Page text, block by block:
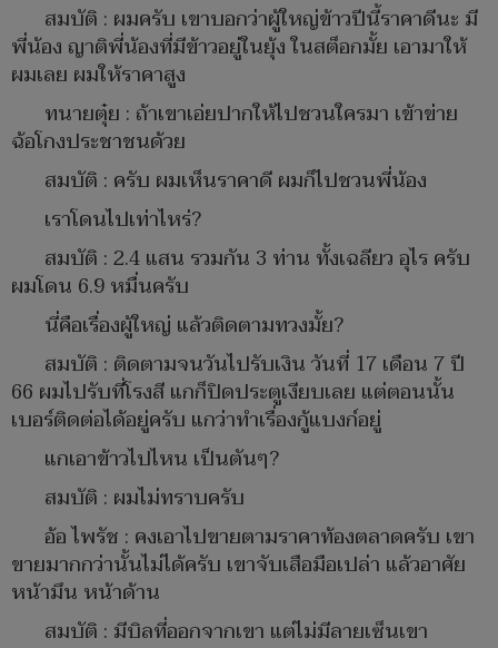
สมบัติ : ผมครับ เขาบอกว่าผู้ใหญ่ข้าวปีนี้ราคาดีนะ มี
พี่น้อง ญาติพี่น้องที่มีข้าวอยู่ในยุ้ง ในสต็อกมั้ย เอามาให้
ผมเลย ผมให้ราคาสูง
ทนายตุ๋ย : ถ้าเขาเอ่ยปากให้ไปชวนใครมา เข้าข่าย
ฉ้อโกงประชาชนด้วย
สมบัติ : ครับ ผมเห็นราคาดี ผมก็ไปชวนพี่น้อง
เราโดนไปเท่าไหร่?
สมบัติ : 2.4 แสน รวมกัน 3 ท่าน ทั้งเฉลียว อุไร ครับ
ผมโดน 6.9 หมื่นครับ
นี่คือเรื่องผู้ใหญ่ แล้วติดตามทวงมั้ย?
สมบัติ : ติดตามจนวันไปรับเงิน วันที่ 17 เดือน 7 ปี
66 ผมไปรับที่โรงสี แกก็ปิดประตูเงียบเลย แต่ตอนนั้น
เบอร์ติดต่อได้อยู่ครับ แกว่าทำเรื่องกู้แบงก์อยู่
แกเอาข้าวไปไหน เป็นตันๆ?
สมบัติ : ผมไม่ทราบครับ
อ้อ ไพรัช : คงเอาไปขายตามราคาท้องตลาดครับ เขา
ขายมากกว่านั้นไม่ได้ครับ เขาจับเสือมือเปล่า แล้วอาศัย
หน้ามึน หน้าด้าน
สมบัติ : มีบิลที่ออกจากเขา แต่ไม่มีลายเซ็นเขา